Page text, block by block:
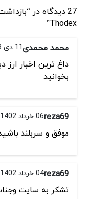
27 دیدگاه در
Thodex”
محمد محمدی11 دی 1403 - 10:17
داغ ترین اخبار ارز
بخوانید
reza6906 خرداد 1402 - 00:01
موفق و سربلند
reza6904 خرداد 1402 - 22:07
تشکر به سایت